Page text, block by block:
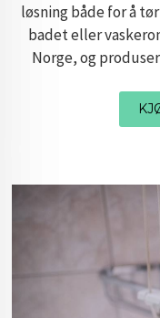
løsning både for å
badet eller
Norge, og